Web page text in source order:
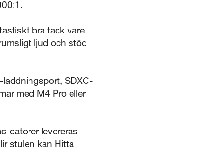
bra tack vare
ljud och stöd
SDXC-
med M4 Pro eller
datorer levereras
stulen kan Hitta